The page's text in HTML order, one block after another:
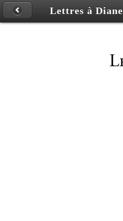
Lettres à Diane